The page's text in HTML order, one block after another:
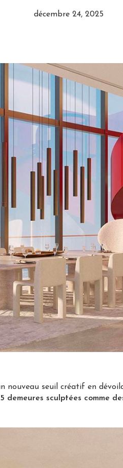
décembre 24, 2025
nouveau seuil créatif en
demeures sculptées comme